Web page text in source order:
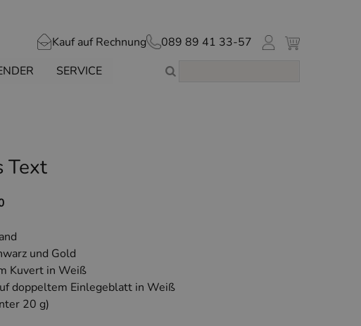
Kauf auf Rechnung
089 89 41 33-57
SERVICE
Text
und Gold
Kuvert in Weiß
doppeltem Einlegeblatt in Weiß
20 g)